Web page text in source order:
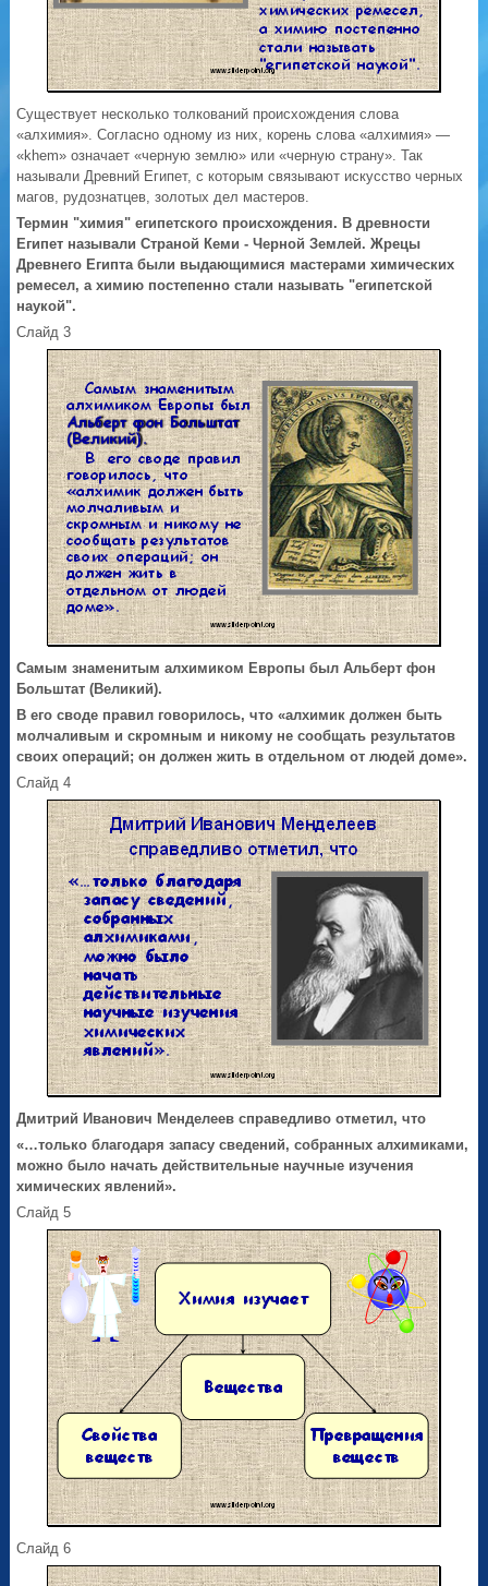
Существует несколько толкований происхождения слова
«алхимия». Согласно одному из них, корень слова «алхимия» —
«khem» означает «черную землю» или «черную страну». Так
называли Древний Египет, с которым связывают искусство черных
магов, рудознатцев, золотых дел мастеров.
Термин "химия" египетского происхождения. В древности
Египет называли Страной Кеми - Черной Землей. Жрецы
Древнего Египта были выдающимися мастерами химических
ремесел, а химию постепенно стали называть "египетской
наукой".
Слайд 3
Самым знаменитым алхимиком Европы был Альберт фон
Больштат (Великий).
В его своде правил говорилось, что «алхимик должен быть
молчаливым и скромным и никому не сообщать результатов
своих операций; он должен жить в отдельном от людей доме».
Слайд 4
Дмитрий Иванович Менделеев справедливо отметил, что
«…только благодаря запасу сведений, собранных алхимиками,
можно было начать действительные научные изучения
химических явлений».
Слайд 5
Слайд 6